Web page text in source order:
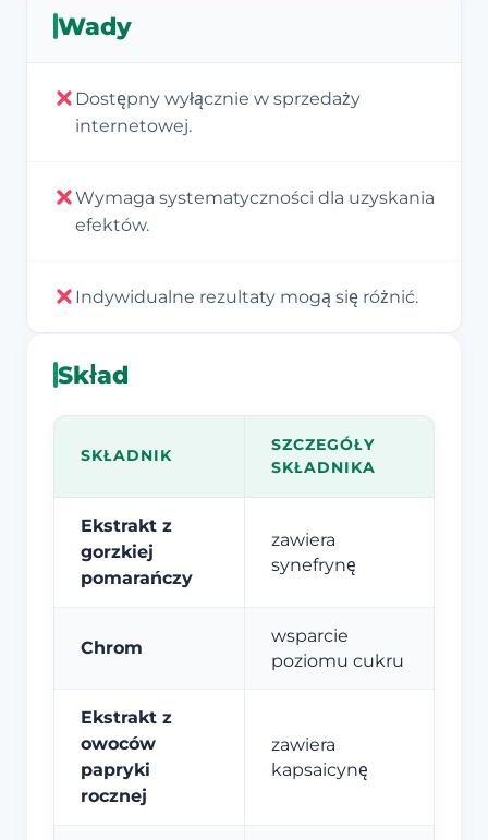
Wady
Dostępny wyłącznie w sprzedaży
internetowej.
Wymaga systematyczności dla uzyskania
efektów.
Indywidualne rezultaty mogą się różnić.
Skład
SKŁADNIK
SZCZEGÓŁY
SKŁADNIKA
Ekstrakt z
gorzkiej
pomarańczy
zawiera
synefrynę
Chrom
wsparcie
poziomu cukru
Ekstrakt z
owoców
papryki
rocznej
zawiera
kapsaicynę